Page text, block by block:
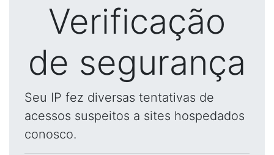
Verificação
de segurança
Seu IP fez diversas tentativas de
acessos suspeitos a sites hospedados
conosco.